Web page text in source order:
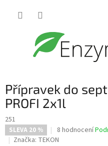
Přípravek do
PROFI 2x1l
251
SLEVA 20 %
Průměrné
hodnocení
8 hodnocení
Značka: TEKON